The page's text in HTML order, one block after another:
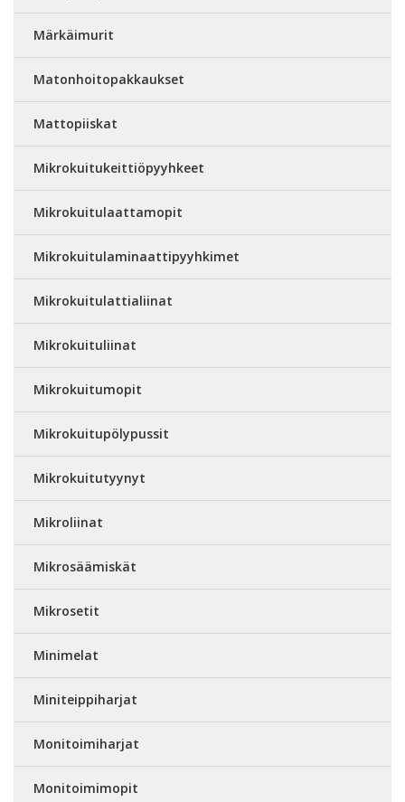
Märkäimurit
Matonhoitopakkaukset
Mattopiiskat
Mikrokuitukeittiöpyyhkeet
Mikrokuitulaattamopit
Mikrokuitulaminaattipyyhkimet
Mikrokuitulattialiinat
Mikrokuituliinat
Mikrokuitumopit
Mikrokuitupölypussit
Mikrokuitutyynyt
Mikroliinat
Mikrosäämiskät
Mikrosetit
Minimelat
Miniteippiharjat
Monitoimiharjat
Monitoimimopit